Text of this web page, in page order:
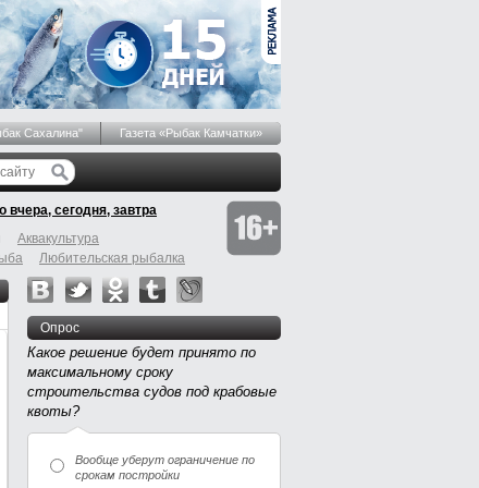
Сахалина" Газета «Рыбак Камчатки»
вчера, сегодня, завтра
Аквакультура
Любительская рыбалка
Опрос
Какое решение будет принято по
максимальному сроку
строительства судов под крабовые
квоты?
Вообще уберут ограничение по
срокам постройки